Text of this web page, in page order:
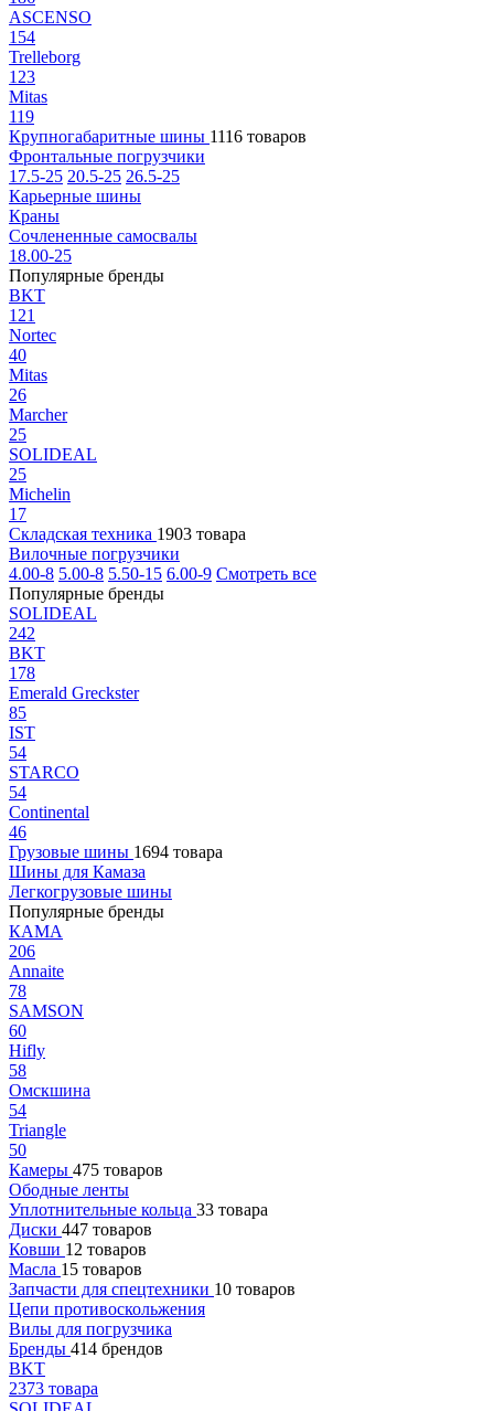
ASCENSO
154
Trelleborg
123
Mitas
119
Крупногабаритные шины 1116 товаров
Фронтальные погрузчики
17.5-25 20.5-25 26.5-25
Карьерные шины
Краны
Сочлененные самосвалы
18.00-25
Популярные бренды
BKT
121
Nortec
40
Mitas
26
Marcher
25
SOLIDEAL
25
Michelin
17
Складская техника 1903 товара
Вилочные погрузчики
4.00-8 5.00-8 5.50-15 6.00-9 Смотреть все
Популярные бренды
SOLIDEAL
242
BKT
178
Emerald Greckster
85
IST
54
STARCO
54
Continental
46
Грузовые шины 1694 товара
Шины для Камаза
Легкогрузовые шины
Популярные бренды
КАМА
206
Annaite
78
SAMSON
60
Hifly
58
Омскшина
54
Triangle
50
Камеры 475 товаров
Ободные ленты
Уплотнительные кольца 33 товара
Диски 447 товаров
Ковши 12 товаров
Масла 15 товаров
Запчасти для спецтехники 10 товаров
Цепи противоскольжения
Вилы для погрузчика
Бренды 414 брендов
BKT
2373 товара